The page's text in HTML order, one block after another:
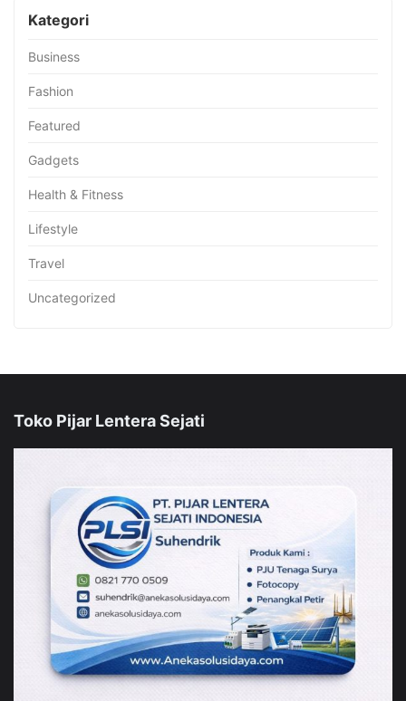
Kategori
Business
Fashion
Featured
Gadgets
Health & Fitness
Lifestyle
Travel
Uncategorized
Toko Pijar Lentera Sejati